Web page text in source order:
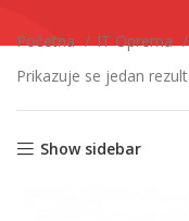
Početna IT Oprema
Prikazuje se jedan
Show sidebar